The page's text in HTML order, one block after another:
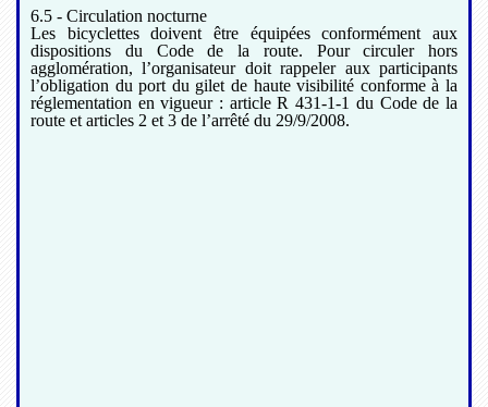
6.5 - Circulation nocturne
Les bicyclettes doivent être équipées conformément aux
dispositions du Code de la route. Pour circuler hors
agglomération, l’organisateur doit rappeler aux participants
l’obligation du port du gilet de haute visibilité conforme à la
réglementation en vigueur : article R 431-1-1 du Code de la
route et articles 2 et 3 de l’arrêté du 29/9/2008.